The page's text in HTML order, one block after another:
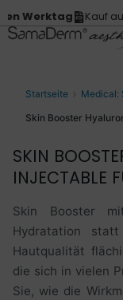
Kauf auf
Startseite Medical:
Skin Booster
SKIN
INJECTABLE
Skin Booster
Hydratation
Hautqualität
die sich in vielen
Sie, wie die